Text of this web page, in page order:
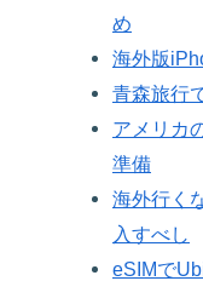
め
海外版
青森旅行
アメリカ
準備
海外行く
入すべし
eSIMで